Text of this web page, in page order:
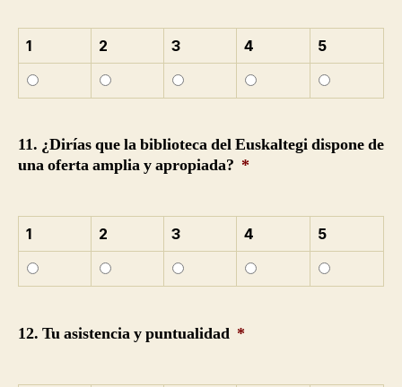
1 2 3 4 5
11. ¿Dirías que la biblioteca del Euskaltegi dispone de
una oferta amplia y apropiada? *
1 2 3 4 5
12. Tu asistencia y puntualidad *